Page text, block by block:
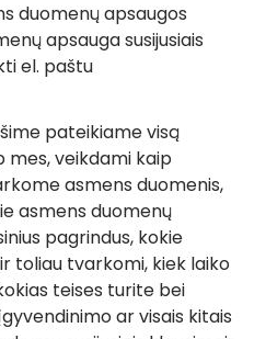
duomenų apsaugos
apsauga susijusiais
el. paštu
pateikiame visą
mes, veikdami kaip
asmens duomenis,
asmens duomenų
pagrindus, kokie
toliau tvarkomi, kiek laiko
teises turite bei
ar visais kitais